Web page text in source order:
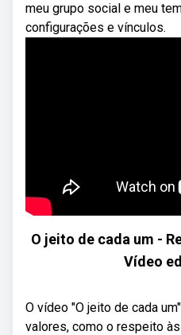
meu grupo social e meu
configurações e vínculos.
O jeito de cada um -
Vídeo
O vídeo "O jeito de cada
valores, como o respeito